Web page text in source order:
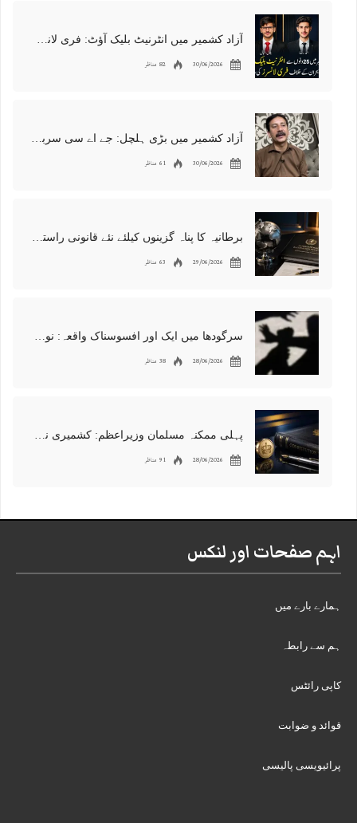
آزاد کشمیر میں انٹرنیٹ بلیک آؤٹ: فری لانسرز کا معاشی قتل، احتجاج شروع
30/06/2026 82 مناظر
آزاد کشمیر میں بڑی ہلچل: جے اے سی سربراہ شوکت نواز میر کی گرفتاری، دھرنا جاری
30/06/2026 61 مناظر
برطانیہ کا پناہ گزینوں کیلئے نئے قانونی راستوں اور اسپانسر شپ نظام کا اعلان
29/06/2026 63 مناظر
سرگودھا میں ایک اور افسوسناک واقعہ: نوعمر لڑکے سے مبینہ زیادتی، مقدمہ درج
28/06/2026 38 مناظر
پہلی ممکنہ مسلمان وزیراعظم: کشمیری نژاد شبانہ محمود برطانیہ میں مقبول
28/06/2026 91 مناظر
اہم صفحات اور لنکس
ہمارے بارے میں
ہم سے رابطہ
کاپی رائٹس
قوائد و ضوابت
پرائیویسی پالیسی